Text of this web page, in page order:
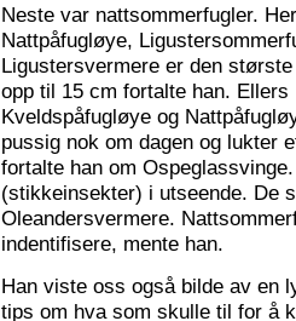
Neste var nattsommerfugler.
Nattpåfugløye,
Ligustersvermere er den
opp til 15 cm fortalte han.
Kveldspåfugløye og
pussig nok om dagen og lukter
fortalte han om
(stikkeinsekter) i utseende. De
Oleandersvermere.
indentifisere, mente han.
Han viste oss også bilde av en
tips om hva som skulle til for å